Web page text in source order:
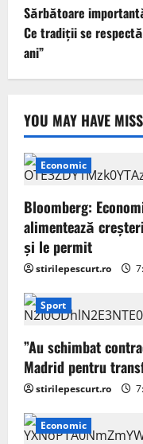
Sărbătoare
Ce tradiții se
ani”
YOU MAY HAVE
Economic
Bloomberg:
alimentează
şi le permit
stirilepescurt.ro
Sport
”Au schimbat
Madrid pentru
stirilepescurt.ro
Economic